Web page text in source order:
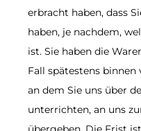
erbracht haben, dass
haben, je nachdem,
ist. Sie haben die
Fall spätestens binnen
an dem Sie uns über
unterrichten, an uns